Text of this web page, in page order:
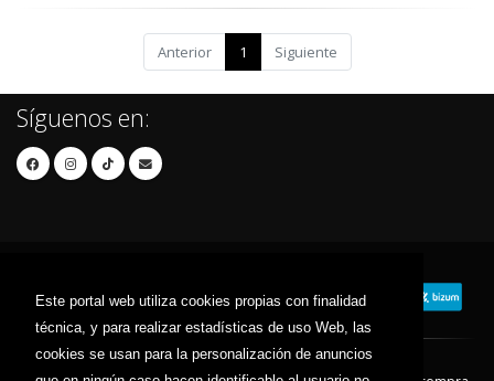
Este portal web utiliza cookies propias con finalidad
técnica, y para realizar estadísticas de uso Web, las
cookies se usan para la personalización de anuncios
Anterior 1 Siguiente
Síguenos en: